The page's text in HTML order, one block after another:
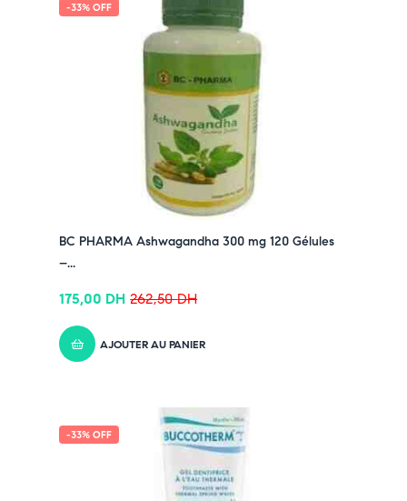
-33% OFF
BC PHARMA Ashwagandha 300 mg 120 Gélules
–...
262,50DH
175,00 DH
AJOUTER AU PANIER
-33% OFF